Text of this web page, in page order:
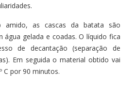
amido, as cascas da batata são
água gelada e coadas. O líquido fica
de decantação (separação de
Em seguida o material obtido vai
C por 90 minutos.